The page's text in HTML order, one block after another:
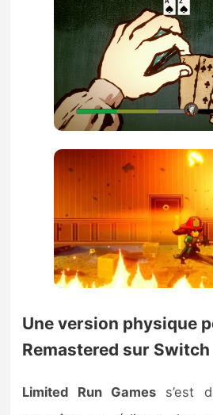
Une version physique
Remastered sur Switch
Limited Run Games s’est